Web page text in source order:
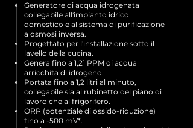
Generatore di acqua idrogenata
collegabile all'impianto idrico
domestico e al sistema di purificazione
a osmosi inversa.
Progettato per l'installazione sotto il
lavello della cucina.
Genera fino a 1,21 PPM di acqua
arricchita di idrogeno.
Portata fino a 1,2 litri al minuto,
collegabile sia al rubinetto del piano di
lavoro che al frigorifero.
ORP (potenziale di ossido-riduzione)
fino a -500 mV*.